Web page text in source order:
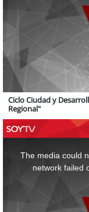
Ciclo Ciudad y
Regional"
The media could
network failed